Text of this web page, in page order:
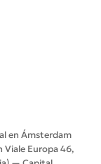
en Ámsterdam
Viale Europa 46,